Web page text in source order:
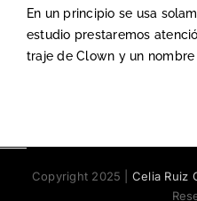
En un principio se usa
estudio prestaremos
traje de Clown y un
Copyright 2025 | Celia Ruiz